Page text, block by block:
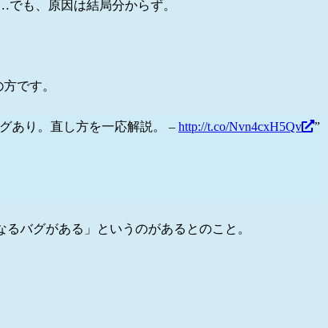
でも、原因は結局分からず。
です。
あり。直し方を一応解説。 – http://t.co/Nvn4cxH5Qv
”
バグがある」というのがあるとのこと。